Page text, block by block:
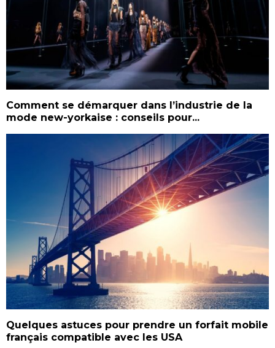
Comment se démarquer dans l’industrie de la
mode new-yorkaise : conseils pour...
Quelques astuces pour prendre un forfait mobile
français compatible avec les USA